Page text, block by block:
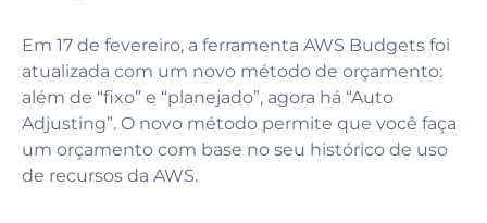
Em 17 de fevereiro, a ferramenta AWS Budgets foi
atualizada com um novo método de orçamento:
além de “fixo” e “planejado”, agora há “Auto
Adjusting”. O novo método permite que você faça
um orçamento com base no seu histórico de uso
de recursos da AWS.